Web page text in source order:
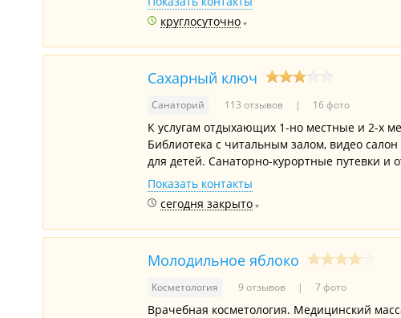
круглосуточно
Сахарный ключ
Санаторий 113 отзывов 16 фото
К услугам отдыхающих 1-но местные и 2-х
Библиотека с читальным залом, видео
для детей. Санаторно-курортные путевки и
Показать контакты
сегодня закрыто
Молодильное яблоко
Косметология 9 отзывов 7 фото
Врачебная косметология. Медицинский